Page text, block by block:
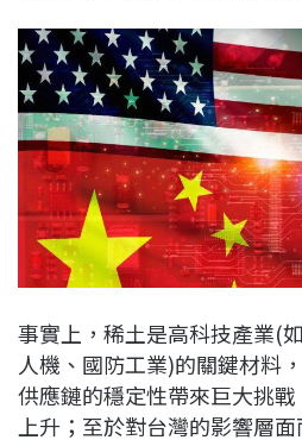
事實上，稀土是高科技產業(
人機、國防工業)的關鍵材料
供應鏈的穩定性帶來巨大挑
上升；至於對台灣的影響層